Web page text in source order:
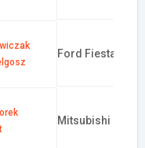
Ford Fiesta 4x4
Mitsubishi